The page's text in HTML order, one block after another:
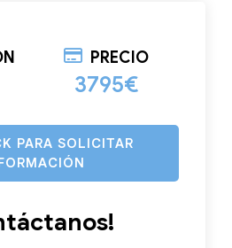
PRECIO
3795€
PARA SOLICITAR